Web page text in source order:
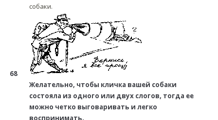
собаки.
68
Желательно, чтобы кличка вашей собаки
состояла из одного или двух слогов, тогда ее
можно четко выговаривать и легко
воспринимать.